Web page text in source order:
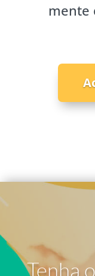
mente
Tenha